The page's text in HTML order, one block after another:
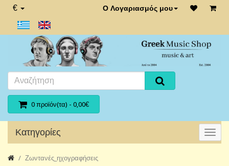
€ Ο Λογαριασμός μου
0 προϊόν(τα) - 0,00€
Κατηγορίες
Ζωντανές_ηχογραφήσεις